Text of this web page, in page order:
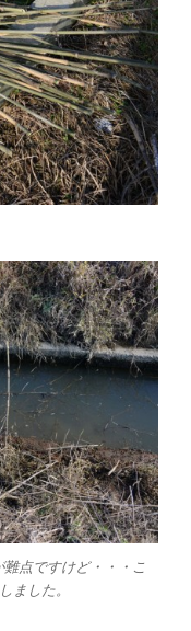
点ですけど・・・こ
ました。